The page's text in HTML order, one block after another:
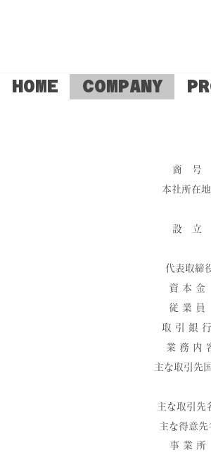
HOME COMPANY
商 号
本社所在地
​設 立
代表取締
資 本 金
従 業 員
取 引 銀 行
業 務 内
主な取引先
主な取引先
主な得意先
事 業 所